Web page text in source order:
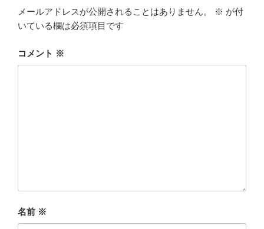
メールアドレスが公開されることはありません。 ※ が付
いている欄は必須項目です
コメント ※
名前 ※